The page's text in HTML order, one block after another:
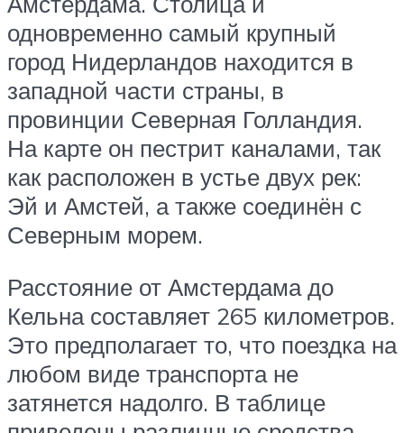
одновременно самый крупный
город Нидерландов находится в
западной части страны, в
провинции Северная Голландия.
На карте он пестрит каналами, так
как расположен в устье двух рек:
Эй и Амстей, а также соединён с
Северным морем.
Расстояние от Амстердама до
Кельна составляет 265 километров.
Это предполагает то, что поездка на
любом виде транспорта не
затянется надолго. В таблице